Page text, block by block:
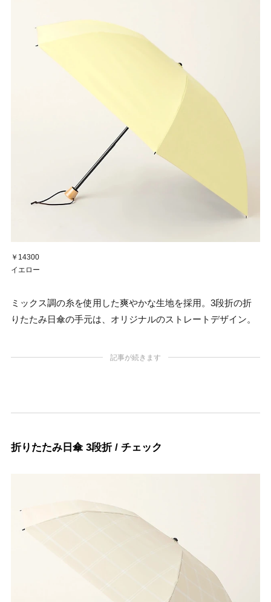
￥14300
イエロー
ミックス調の糸を使用した爽やかな生地を採用。3段折の折
りたたみ日傘の手元は、オリジナルのストレートデザイン。
記事が続きます
折りたたみ日傘 3段折 / チェック